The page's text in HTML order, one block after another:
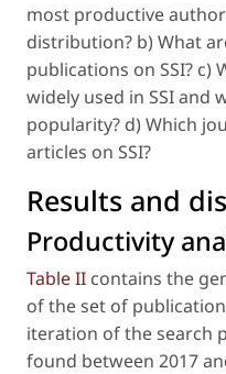
most productive
distribution? b) What
publications on SSI? c)
widely used in SSI and
popularity? d) Which
articles on SSI?
Results and
Productivity
Table II contains the
of the set of
iteration of the search
found between 2017